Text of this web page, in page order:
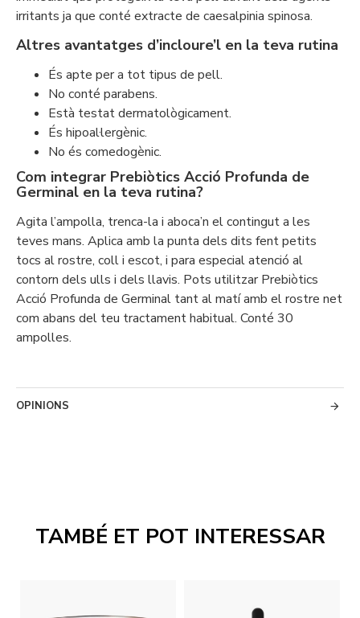
TAMBÉ ET POT INTERESSAR
irritants ja que conté extracte de caesalpinia spinosa.
Altres avantatges d’incloure’l en la teva rutina
És apte per a tot tipus de pell.
No conté parabens.
Està testat dermatològicament.
És hipoal·lergènic.
No és comedogènic.
Com integrar Prebiòtics Acció Profunda de
Germinal en la teva rutina?
Agita l’ampolla, trenca-la i aboca’n el contingut a les
teves mans. Aplica amb la punta dels dits fent petits
tocs al rostre, coll i escot, i para especial atenció al
contorn dels ulls i dels llavis. Pots utilitzar Prebiòtics
Acció Profunda de Germinal tant al matí amb el rostre net
com abans del teu tractament habitual. Conté 30
ampolles.
OPINIONS